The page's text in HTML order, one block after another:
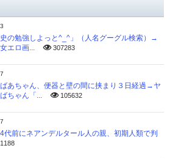
の勉強しよっと^_^」（人名グーグル検索）→
エロ画...
307283
あちゃん、便器と壁の間に挟まり３日経過→ヤ
ちゃん「...
105632
4代前にネアンデルタール人の親、初期人類で判